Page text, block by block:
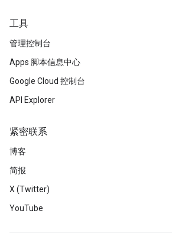
工具
管理控制台
Apps 脚本信息中心
Google Cloud 控制台
API Explorer
紧密联系
博客
简报
X (Twitter)
YouTube